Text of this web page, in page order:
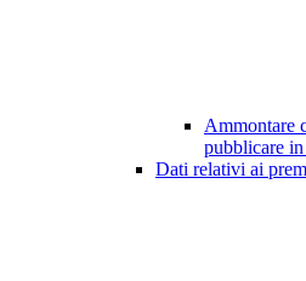
Ammontare
pubblicare
Dati relativi ai